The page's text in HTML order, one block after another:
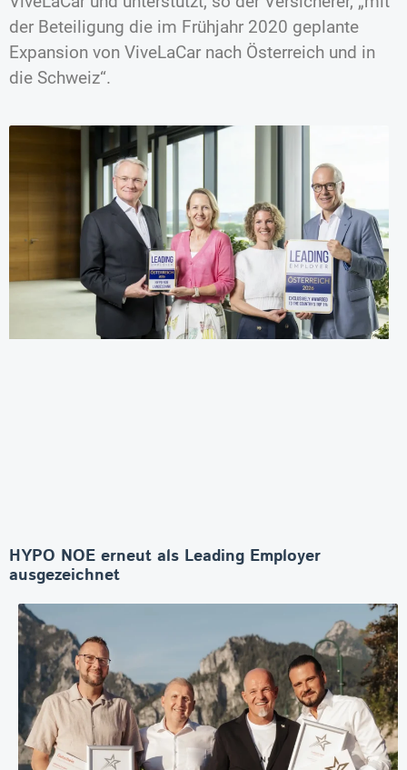
der Beteiligung die im Frühjahr 2020 geplante
Expansion von ViveLaCar nach Österreich und in
die Schweiz“.
HYPO NOE erneut als Leading Employer
ausgezeichnet